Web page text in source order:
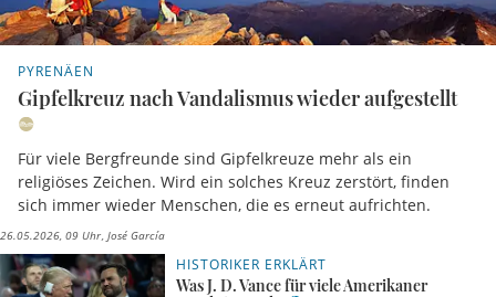
PYRENÄEN
Gipfelkreuz nach Vandalismus wieder aufgestellt
Für viele Bergfreunde sind Gipfelkreuze mehr als ein
religiöses Zeichen. Wird ein solches Kreuz zerstört, finden
sich immer wieder Menschen, die es erneut aufrichten.
26.05.2026, 09 Uhr José García
HISTORIKER ERKLÄRT
Was J. D. Vance für viele Amerikaner